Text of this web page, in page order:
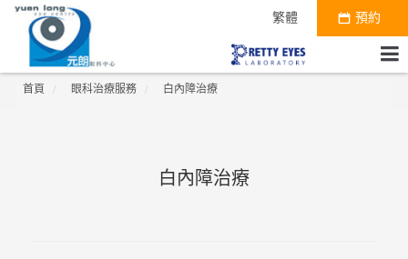
繁體 預約
首頁 眼科治療服務 白內障治療
白內障治療